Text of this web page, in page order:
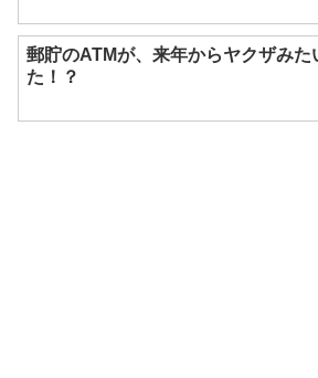
郵貯のATMが、来年からヤクザみた
た！？